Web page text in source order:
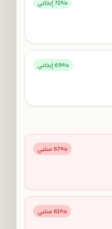
71% إيجابي
69% إيجابي
67% سلبي
61% سلبي